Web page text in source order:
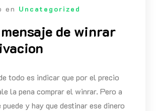
en Uncategorized
de winrar
todo es indicar que por el precio
la pena comprar el winrar. Pero a
puede y hay que destinar ese dinero